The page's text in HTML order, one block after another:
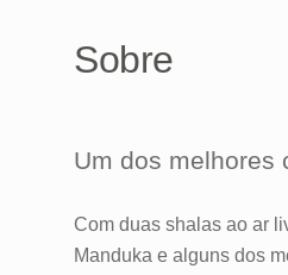
Sobre
Um dos melhores
Com duas shalas ao ar
Manduka e alguns dos